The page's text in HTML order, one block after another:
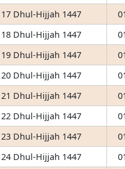
17 Dhul-Hijjah 1447
18 Dhul-Hijjah 1447
19 Dhul-Hijjah 1447
20 Dhul-Hijjah 1447
21 Dhul-Hijjah 1447
22 Dhul-Hijjah 1447
23 Dhul-Hijjah 1447
24 Dhul-Hijjah 1447